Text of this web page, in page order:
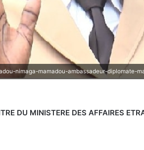
nimaga-mamadou-ambassadeur-diplomate-
DU MINISTERE DES AFFAIRES